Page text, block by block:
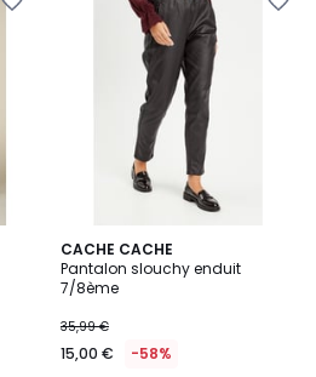
CACHE CACHE
Pantalon slouchy enduit
7/8ème
35,99 €
15,00 € -58%